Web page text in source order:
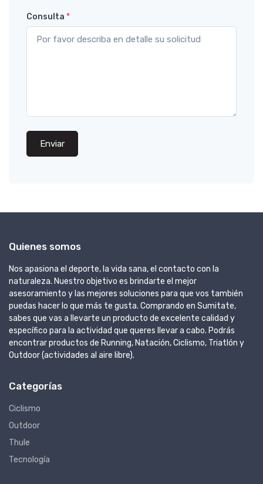
Consulta *
Enviar
Quienes somos
Nos apasiona el deporte, la vida sana, el contacto con la
naturaleza. Nuestro objetivo es brindarte el mejor
asesoramiento y las mejores soluciones para que vos también
puedas hacer lo que más te gusta. Comprando en Sumitate,
sabes que vas a llevarte un producto de excelente calidad y
específico para la actividad que queres llevar a cabo. Podrás
encontrar productos de Running, Natación, Ciclismo, Triatlón y
Outdoor (actividades al aire libre).
Categorías
Ciclismo
Outdoor
Thule
Tecnología